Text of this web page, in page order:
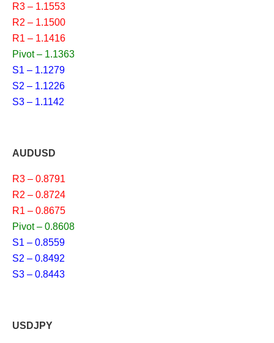
R3 – 1.1553
R2 – 1.1500
R1 – 1.1416
Pivot – 1.1363
S1 – 1.1279
S2 – 1.1226
S3 – 1.1142
AUDUSD
R3 – 0.8791
R2 – 0.8724
R1 – 0.8675
Pivot – 0.8608
S1 – 0.8559
S2 – 0.8492
S3 – 0.8443
USDJPY